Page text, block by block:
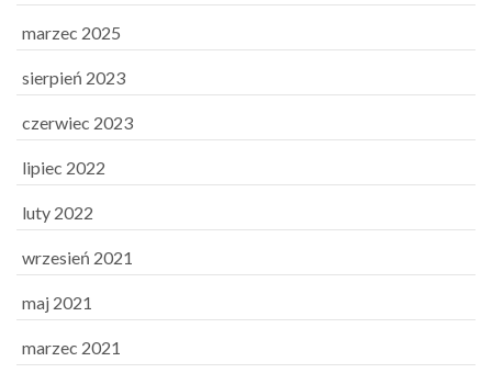
marzec 2025
sierpień 2023
czerwiec 2023
lipiec 2022
luty 2022
wrzesień 2021
maj 2021
marzec 2021